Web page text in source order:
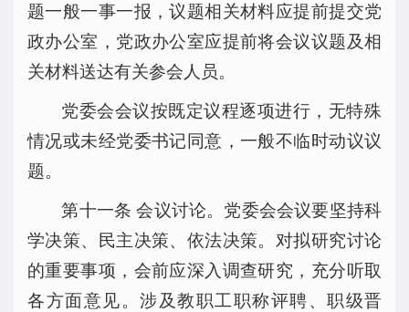
题一般一事一报，议题相关材料应提前提交党
政办公室，党政办公室应提前将会议议题及相
关材料送达有关参会人员。
党委会会议按既定议程逐项进行，无特殊
情况或未经党委书记同意，一般不临时动议议
题。
第十一条 会议讨论。党委会会议要坚持科
学决策、民主决策、依法决策。对拟研究讨论
的重要事项，会前应深入调查研究，充分听取
各方面意见。涉及教职工职称评聘、职级晋